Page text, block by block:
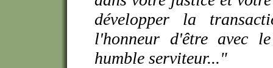
développer la
l'honneur d'être avec
humble serviteur..."